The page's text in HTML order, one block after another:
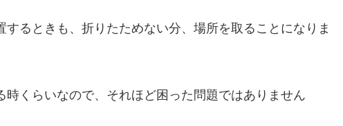
るときも、折りたためない分、場所を取ることになりま
時くらいなので、それほど困った問題ではありません